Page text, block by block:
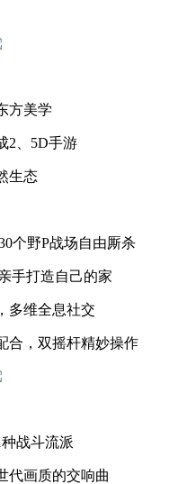
方美学
2、5D手游
生态
个野P战场自由厮杀
手打造自己的家
多维全息社交
合，双摇杆精妙操作
战斗流派
代画质的交响曲